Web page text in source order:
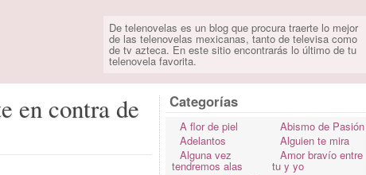
De telenovelas es un blog que procura traerte lo mejor
de las telenovelas mexicanas, tanto de televisa como
de tv azteca. En este sitio encontrarás lo último de tu
telenovela favorita.
en contra de
Categorías
A flor de piel
Abismo de Pasión
Adelantos
Alguien te mira
Alguna vez
tendremos alas
Amor bravío entre
tu y yo